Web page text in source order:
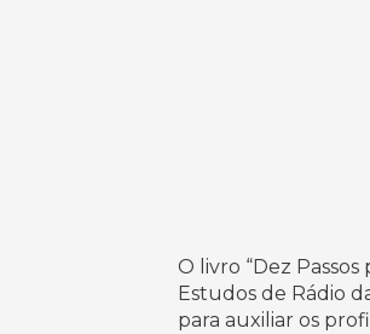
O livro “Dez
Estudos de Rádio
para auxiliar os